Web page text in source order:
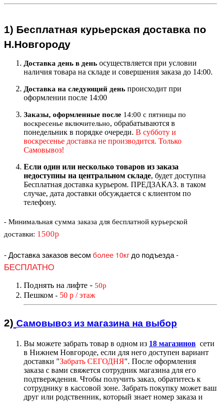
1) Бесплатная курьерская доставка по
Н.Новгороду
Доставка день в день осуществляется при условии
наличия товара на складе и совершения заказа до 14:00.
Доставка на следующий день происходит при
оформлении после 14:00
Заказы, оформленные после 14:00 с пятницы по
воскресенье включительно, обрабатываются в
понедельник в порядке очереди. В субботу и
воскресенье доставка не производится. Только
Самовывоз!
Если один или несколько товаров из заказа
недоступны на центральном складе, будет доступна
Бесплатная доставка курьером. ПРЕДЗАКАЗ. в таком
случае, дата доставки обсуждается с клиентом по
телефону.
- Минимальная сумма заказа для бесплатной курьерской
доставки: 1500р
-Доставка заказов весомболее 10кгдо подъезда-
БЕСПЛАТНО
Поднять на лифте - 50р
Пешком - 50 р / этаж
2) Самовывоз из магазина на выбор
Вы можете забрать товар в одном из 18 магазинов сети
в Нижнем Новгороде, если для него доступен вариант
доставки "Забрать СЕГОДНЯ". После оформления
заказа с вами свяжется сотрудник магазина для его
подтверждения. Чтобы получить заказ, обратитесь к
сотруднику в кассовой зоне. Забрать покупку может ваш
друг или родственник, который знает номер заказа и